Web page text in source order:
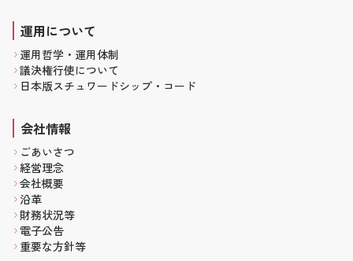
運用について
運用哲学・運用体制
議決権行使について
日本版スチュワードシップ・コード
会社情報
ごあいさつ
経営理念
会社概要
沿革
財務状況等
電子公告
重要な方針等